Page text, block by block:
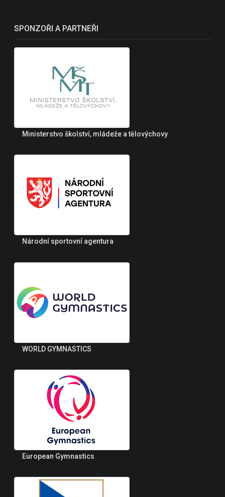
SPONZOŘI A PARTNEŘI
Ministerstvo školství, mládeže a tělovýchovy
Národní sportovní agentura
WORLD GYMNASTICS
European Gymnastics